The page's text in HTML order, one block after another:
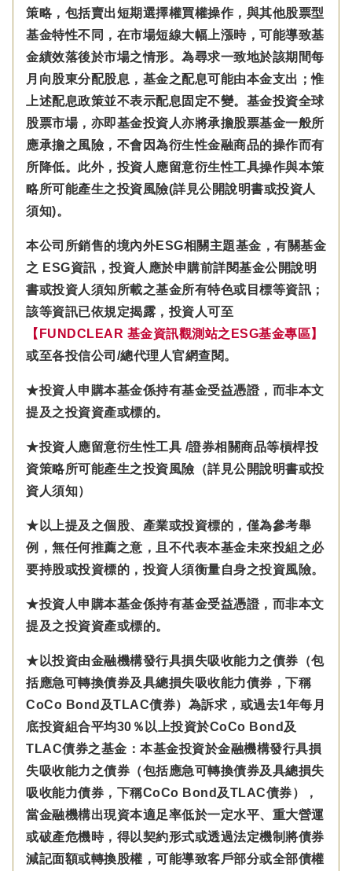
策略，包括賣出短期選擇權買權操作，與其他股票型
基金特性不同，在市場短線大幅上漲時，可能導致基
金績效落後於市場之情形。為尋求一致地於該期間每
月向股東分配股息，基金之配息可能由本金支出；惟
上述配息政策並不表示配息固定不變。基金投資全球
股票市場，亦即基金投資人亦將承擔股票基金一般所
應承擔之風險，不會因為衍生性金融商品的操作而有
所降低。此外，投資人應留意衍生性工具操作與本策
略所可能產生之投資風險(詳見公開說明書或投資人
須知)。
本公司所銷售的境內外ESG相關主題基金，有關基金
之 ESG資訊，投資人應於申購前詳閱基金公開說明
書或投資人須知所載之基金所有特色或目標等資訊；
該等資訊已依規定揭露，投資人可至
【FUNDCLEAR 基金資訊觀測站之ESG基金專區】
或至各投信公司/總代理人官網查閱。
★投資人申購本基金係持有基金受益憑證，而非本文
提及之投資資產或標的。
★投資人應留意衍生性工具 /證券相關商品等槓桿投
資策略所可能產生之投資風險（詳見公開說明書或投
資人須知）
★以上提及之個股、產業或投資標的，僅為參考舉
例，無任何推薦之意，且不代表本基金未來投組之必
要持股或投資標的，投資人須衡量自身之投資風險。
★投資人申購本基金係持有基金受益憑證，而非本文
提及之投資資產或標的。
★以投資由金融機構發行具損失吸收能力之債券（包
括應急可轉換債券及具總損失吸收能力債券，下稱
CoCo Bond及TLAC債券）為訴求，或過去1年每月
底投資組合平均30％以上投資於CoCo Bond及
TLAC債券之基金：本基金投資於金融機構發行具損
失吸收能力之債券（包括應急可轉換債券及具總損失
吸收能力債券，下稱CoCo Bond及TLAC債券），
當金融機構出現資本適足率低於一定水平、重大營運
或破產危機時，得以契約形式或透過法定機制將債券
減記面額或轉換股權，可能導致客戶部分或全部債權